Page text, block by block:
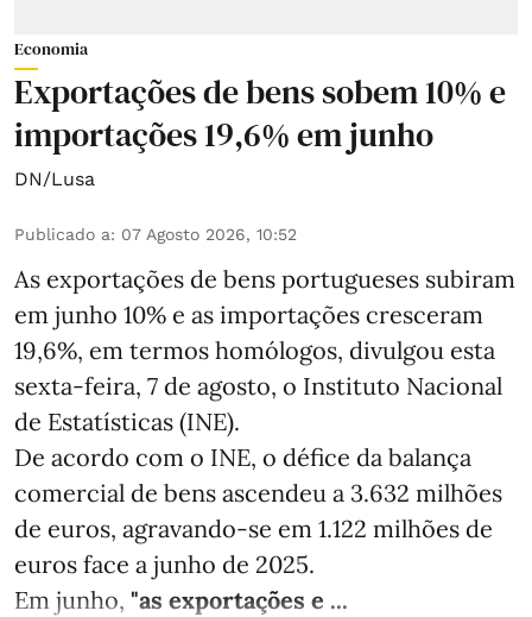
Economia
Exportações de bens sobem 10% e
importações 19,6% em junho
DN/Lusa
Publicado a: 07 Agosto 2026, 10:52
As exportações de bens portugueses subiram
em junho 10% e as importações cresceram
19,6%, em termos homólogos, divulgou esta
sexta-feira, 7 de agosto, o Instituto Nacional
de Estatísticas (INE).
De acordo com o INE, o défice da balança
comercial de bens ascendeu a 3.632 milhões
de euros, agravando-se em 1.122 milhões de
euros face a junho de 2025.
Em junho, "as exportações e ...